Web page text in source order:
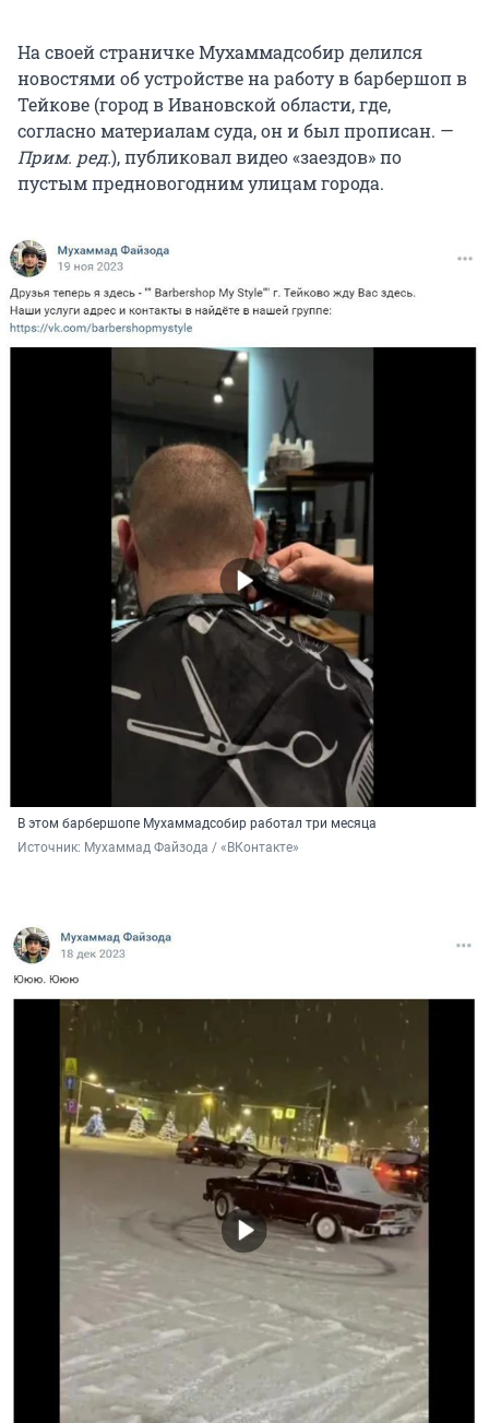
На своей страничке Мухаммадсобир делился
новостями об устройстве на работу в барбершоп в
Тейкове (город в Ивановской области, где,
согласно материалам суда, он и был прописан. —
Прим. ред.), публиковал видео «заездов» по
пустым предновогодним улицам города.
В этом барбершопе Мухаммадсобир работал три месяца
Источник: Мухаммад Файзода / «ВКонтакте»